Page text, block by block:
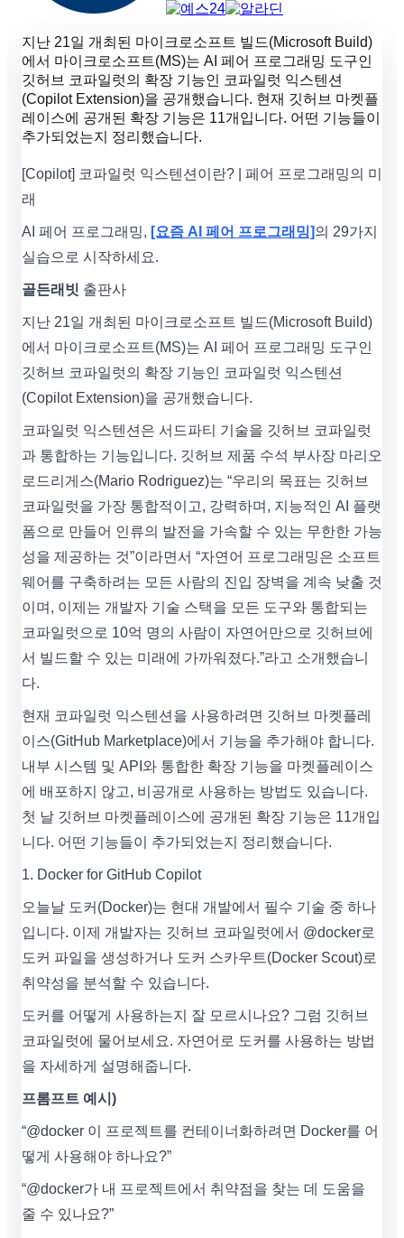
지난 21일 개최된 마이크로소프트 빌드(Microsoft Build)
에서 마이크로소프트(MS)는 AI 페어 프로그래밍 도구인
깃허브 코파일럿의 확장 기능인 코파일럿 익스텐션
(Copilot Extension)을 공개했습니다. 현재 깃허브 마켓플
레이스에 공개된 확장 기능은 11개입니다. 어떤 기능들이
추가되었는지 정리했습니다.
[Copilot] 코파일럿 익스텐션이란? | 페어 프로그래밍의 미
래
AI 페어 프로그래밍, [요즘 AI 페어 프로그래밍]의 29가지
실습으로 시작하세요.
골든래빗 출판사
지난 21일 개최된 마이크로소프트 빌드(Microsoft Build)
에서 마이크로소프트(MS)는 AI 페어 프로그래밍 도구인
깃허브 코파일럿의 확장 기능인 코파일럿 익스텐션
(Copilot Extension)을 공개했습니다.
코파일럿 익스텐션은 서드파티 기술을 깃허브 코파일럿
과 통합하는 기능입니다. 깃허브 제품 수석 부사장 마리오
로드리게스(Mario Rodriguez)는 “우리의 목표는 깃허브
코파일럿을 가장 통합적이고, 강력하며, 지능적인 AI 플랫
폼으로 만들어 인류의 발전을 가속할 수 있는 무한한 가능
성을 제공하는 것”이라면서 “자연어 프로그래밍은 소프트
웨어를 구축하려는 모든 사람의 진입 장벽을 계속 낮출 것
이며, 이제는 개발자 기술 스택을 모든 도구와 통합되는
코파일럿으로 10억 명의 사람이 자연어만으로 깃허브에
서 빌드할 수 있는 미래에 가까워졌다.”라고 소개했습니
다.
현재 코파일럿 익스텐션을 사용하려면 깃허브 마켓플레
이스(GitHub Marketplace)에서 기능을 추가해야 합니다.
내부 시스템 및 API와 통합한 확장 기능을 마켓플레이스
에 배포하지 않고, 비공개로 사용하는 방법도 있습니다.
첫 날 깃허브 마켓플레이스에 공개된 확장 기능은 11개입
니다. 어떤 기능들이 추가되었는지 정리했습니다.
1. Docker for GitHub Copilot
오늘날 도커(Docker)는 현대 개발에서 필수 기술 중 하나
입니다. 이제 개발자는 깃허브 코파일럿에서 @docker로
도커 파일을 생성하거나 도커 스카우트(Docker Scout)로
취약성을 분석할 수 있습니다.
도커를 어떻게 사용하는지 잘 모르시나요? 그럼 깃허브
코파일럿에 물어보세요. 자연어로 도커를 사용하는 방법
을 자세하게 설명해줍니다.
프롬프트 예시)
“@docker 이 프로젝트를 컨테이너화하려면 Docker를 어
떻게 사용해야 하나요?”
“@docker가 내 프로젝트에서 취약점을 찾는 데 도움을
줄 수 있나요?”